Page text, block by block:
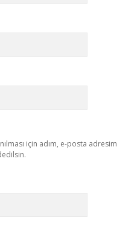
için adım, e-posta adresim